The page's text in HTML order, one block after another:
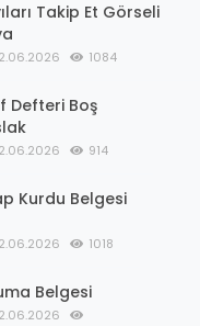
Takip Et Görseli
1084
Defteri Boş
914
Kurdu Belgesi
1018
Belgesi